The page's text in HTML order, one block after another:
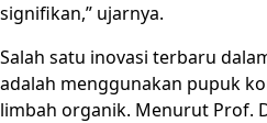
signifikan,” ujarnya.
Salah satu inovasi terbaru
adalah menggunakan pupuk
limbah organik. Menurut Prof.